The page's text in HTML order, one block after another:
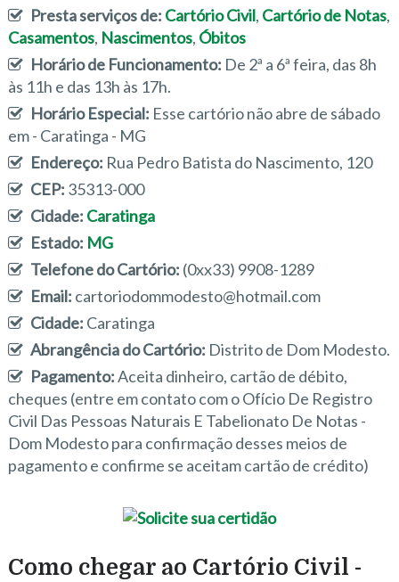
Presta serviços de: Cartório Civil, Cartório de Notas,
Casamentos, Nascimentos, Óbitos
Horário de Funcionamento: De 2ª a 6ª feira, das 8h
às 11h e das 13h às 17h.
Horário Especial: Esse cartório não abre de sábado
em - Caratinga - MG
Endereço: Rua Pedro Batista do Nascimento, 120
CEP: 35313-000
Cidade: Caratinga
Estado: MG
Telefone do Cartório: (0xx33) 9908-1289
Email: cartoriodommodesto@hotmail.com
Cidade: Caratinga
Abrangência do Cartório: Distrito de Dom Modesto.
Pagamento:Aceita dinheiro, cartão de débito,
cheques (entre em contato com o Ofício De Registro
Civil Das Pessoas Naturais E Tabelionato De Notas -
Dom Modesto para confirmação desses meios de
pagamento e confirme se aceitam cartão de crédito)
Como chegar ao Cartório Civil -